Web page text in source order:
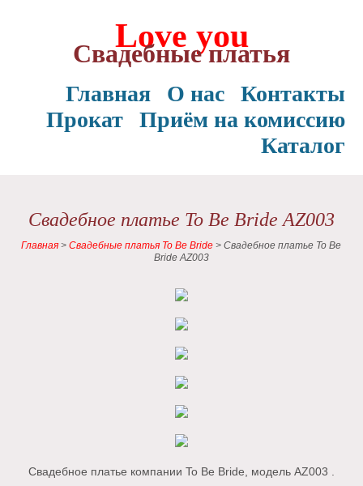
Love you
Свадебные платья
Контакты
О нас
Главная
Приём на комиссию
Прокат
Каталог
Свадебное платье To Be Bride AZ003
Главная >Свадебные платья To Be Bride >Свадебное платье To Be
Bride AZ003
Свадебное платье компании To Be Bride, модель AZ003 .